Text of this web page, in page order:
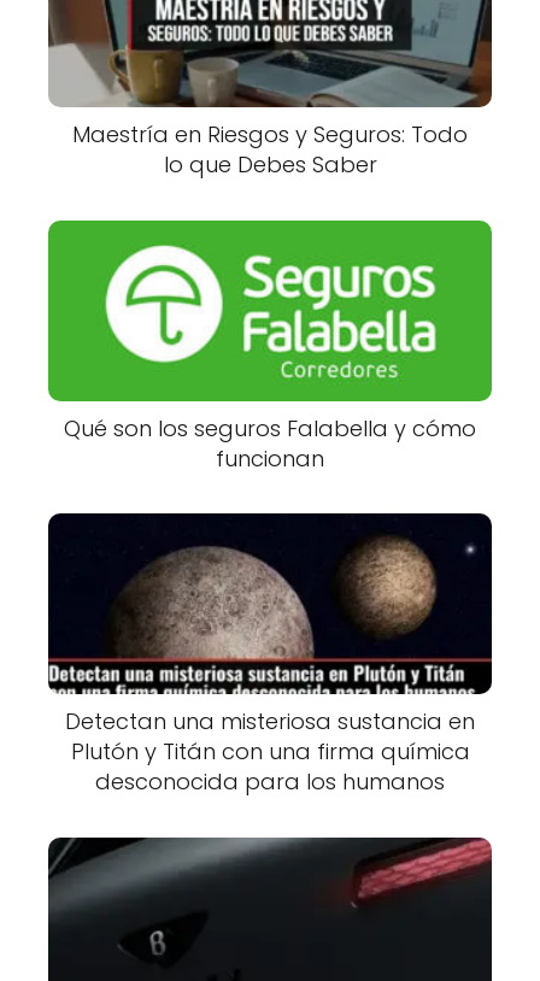
Maestría en Riesgos y Seguros: Todo
lo que Debes Saber
Qué son los seguros Falabella y cómo
funcionan
Detectan una misteriosa sustancia en
Plutón y Titán con una firma química
desconocida para los humanos